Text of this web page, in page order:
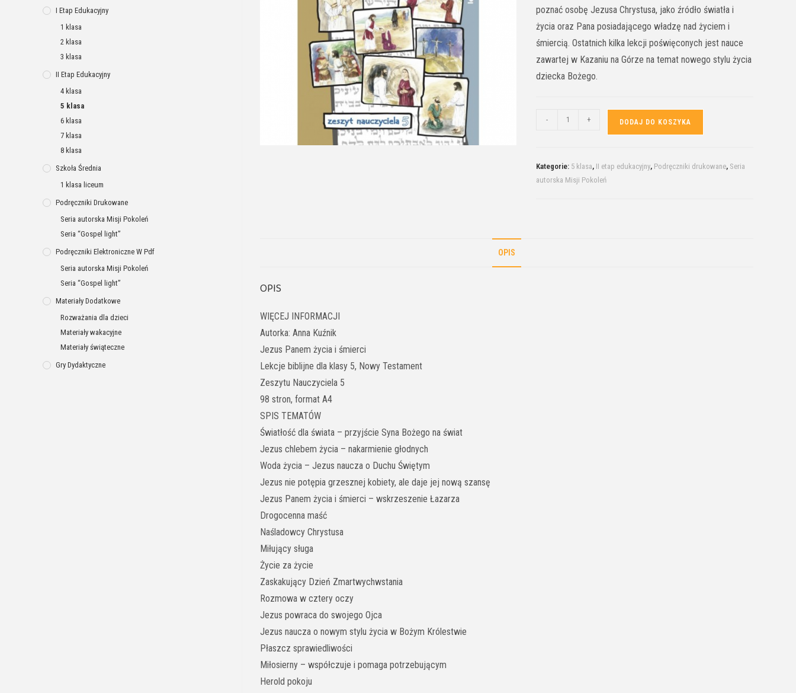
poznać osobę Jezusa Chrystusa, jako źródło światła i
życia oraz Pana posiadającego władzę nad życiem i
śmiercią. Ostatnich kilka lekcji poświęconych jest nauce
zawartej w Kazaniu na Górze na temat nowego stylu życia
dziecka Bożego.
- + DODAJ DO KOSZYKA
Kategorie: 5 klasa, II etap edukacyjny, Podręczniki drukowane, Seria
autorska Misji Pokoleń
OPIS
OPIS
WIĘCEJ INFORMACJI
Autorka: Anna Kuźnik
Jezus Panem życia i śmierci
Lekcje biblijne dla klasy 5, Nowy Testament
Zeszytu Nauczyciela 5
98 stron, format A4
SPIS TEMATÓW
Światłość dla świata – przyjście Syna Bożego na świat
Jezus chlebem życia – nakarmienie głodnych
Woda życia – Jezus naucza o Duchu Świętym
Jezus nie potępia grzesznej kobiety, ale daje jej nową szansę
Jezus Panem życia i śmierci – wskrzeszenie Łazarza
Drogocenna maść
Naśladowcy Chrystusa
Miłujący sługa
Życie za życie
Zaskakujący Dzień Zmartwychwstania
Rozmowa w cztery oczy
Jezus powraca do swojego Ojca
Jezus naucza o nowym stylu życia w Bożym Królestwie
Płaszcz sprawiedliwości
Miłosierny – współczuje i pomaga potrzebującym
Herold pokoju
I Etap Edukacyjny
1 klasa
2 klasa
3 klasa
II Etap Edukacyjny
4 klasa
5 klasa
6 klasa
7 klasa
8 klasa
Szkoła Średnia
1 klasa liceum
Podręczniki Drukowane
Seria autorska Misji Pokoleń
Seria “Gospel light”
Podręczniki Elektroniczne W Pdf
Seria autorska Misji Pokoleń
Seria “Gospel light”
Materiały Dodatkowe
Rozważania dla dzieci
Materiały wakacyjne
Materiały świąteczne
Gry Dydaktyczne